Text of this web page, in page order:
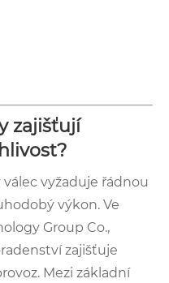
zajišťují
vyžaduje řádnou
výkon. Ve
Group Co.,
zajišťuje
Mezi základní